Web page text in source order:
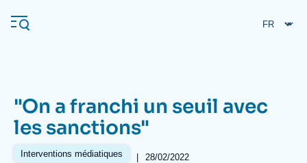
au
contenu
Navigation
principale
L'Ifri
"On a franchi un seuil avec
les sanctions"
Interventions médiatiques | 28/02/2022